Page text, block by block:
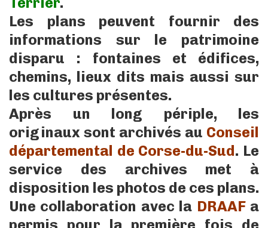
Les plans peuvent fournir des
informations sur le patrimoine
disparu : fontaines et édifices,
chemins, lieux dits mais aussi sur
les cultures présentes.
Après un long périple, les
originaux sont archivés au Conseil
départemental de Corse-du-Sud. Le
service des archives met à
disposition les photos de ces plans.
Une collaboration avec la DRAAFa